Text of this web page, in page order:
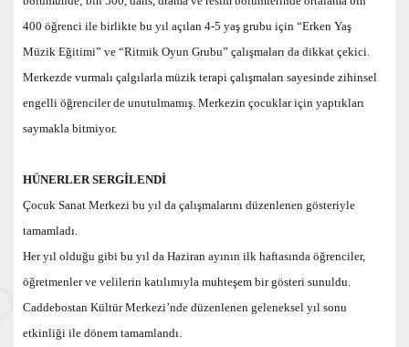
400 öğrenci ile birlikte bu yıl açılan 4-5 yaş grubu için “Erken Yaş
Müzik Eğitimi” ve “Ritmik Oyun Grubu” çalışmaları da dikkat çekici.
Merkezde vurmalı çalgılarla müzik terapi çalışmaları sayesinde zihinsel
engelli öğrenciler de unutulmamış. Merkezin çocuklar için yaptıkları
saymakla bitmiyor.
HÜNERLER SERGİLENDİ
Çocuk Sanat Merkezi bu yıl da çalışmalarını düzenlenen gösteriyle
tamamladı.
Her yıl olduğu gibi bu yıl da Haziran ayının ilk haftasında öğrenciler,
öğretmenler ve velilerin katılımıyla muhteşem bir gösteri sunuldu.
Caddebostan Kültür Merkezi’nde düzenlenen geleneksel yıl sonu
etkinliği ile dönem tamamlandı.